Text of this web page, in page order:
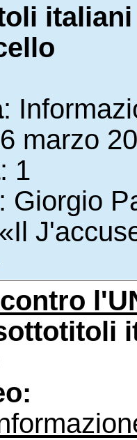
:
marzo
: 1
: Giorgio